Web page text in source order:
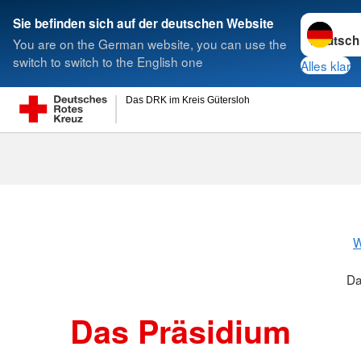
Sie befinden sich auf der deutschen Website
You are on the German website, you can use the
switch to switch to the English one
Sprache
Alles klar
Das DRK im Kreis Gütersloh
Suche
Das Präsidium